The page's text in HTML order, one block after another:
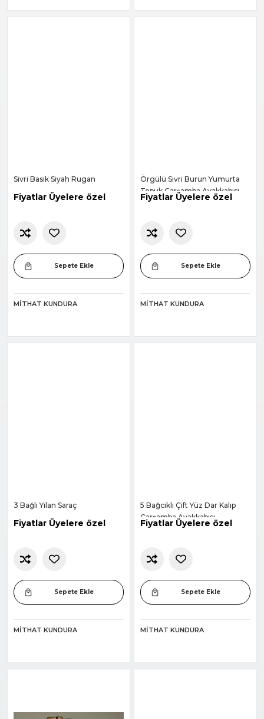
Sivri Basık Siyah Rugan
Fiyatlar Üyelere özel
Sepete Ekle
MITHAT KUNDURA
Örgülü Sivri Burun Yumurta
Topuk Çarşamba Ayakkabısı -
Siyah-
Fiyatlar Üyelere özel
Sepete Ekle
MITHAT KUNDURA
3 Bağlı Yılan Saraç
Fiyatlar Üyelere özel
Sepete Ekle
MITHAT KUNDURA
5 Bağcıklı Çift Yüz Dar Kalıp
Çarşamba Ayakkabısı
Fiyatlar Üyelere özel
Sepete Ekle
MITHAT KUNDURA